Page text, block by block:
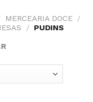
MERCEARIA DOCE /
/ PUDINS